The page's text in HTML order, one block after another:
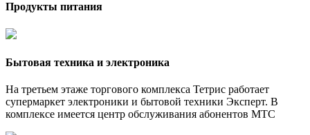
Продукты питания
Бытовая техника и электроника
На третьем этаже торгового комплекса Тетрис работает
супермаркет электроники и бытовой техники Эксперт. В
комплексе имеется центр обслуживания абонентов МТС